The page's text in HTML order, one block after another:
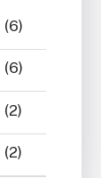
(6)
(6)
(2)
(2)